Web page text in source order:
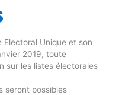
Electoral Unique et son
2019, toute
sur les listes électorales
seront possibles